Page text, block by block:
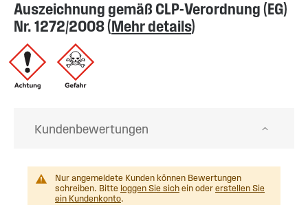
Auszeichnung gemäß CLP-Verordnung (EG)
Nr. 1272/2008 (Mehr details)
Kundenbewertungen
Nur angemeldete Kunden können Bewertungen
schreiben. Bitte loggen Sie sich ein oder erstellen Sie
ein Kundenkonto.